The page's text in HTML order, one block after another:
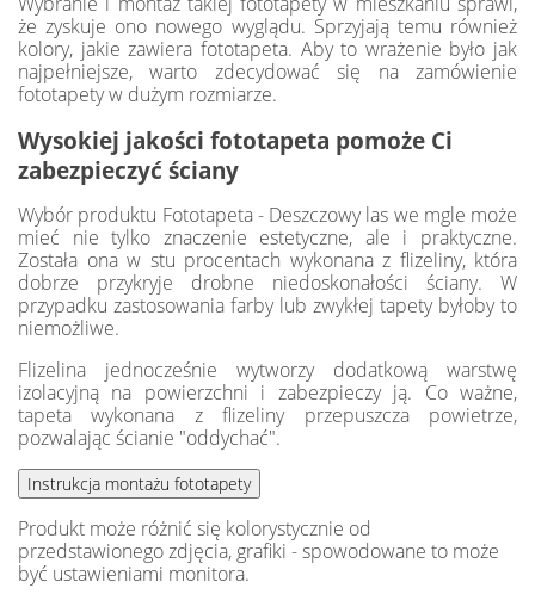
że zyskuje ono nowego wyglądu. Sprzyjają temu również
kolory, jakie zawiera fototapeta. Aby to wrażenie było jak
najpełniejsze, warto zdecydować się na zamówienie
fototapety w dużym rozmiarze.
Wysokiej jakości fototapeta pomoże Ci
zabezpieczyć ściany
Wybór produktu Fototapeta - Deszczowy las we mgle może
mieć nie tylko znaczenie estetyczne, ale i praktyczne.
Została ona w stu procentach wykonana z flizeliny, która
dobrze przykryje drobne niedoskonałości ściany. W
przypadku zastosowania farby lub zwykłej tapety byłoby to
niemożliwe.
Flizelina jednocześnie wytworzy dodatkową warstwę
izolacyjną na powierzchni i zabezpieczy ją. Co ważne,
tapeta wykonana z flizeliny przepuszcza powietrze,
pozwalając ścianie "oddychać".
Produkt może różnić się kolorystycznie od
przedstawionego zdjęcia, grafiki - spowodowane to może
być ustawieniami monitora.